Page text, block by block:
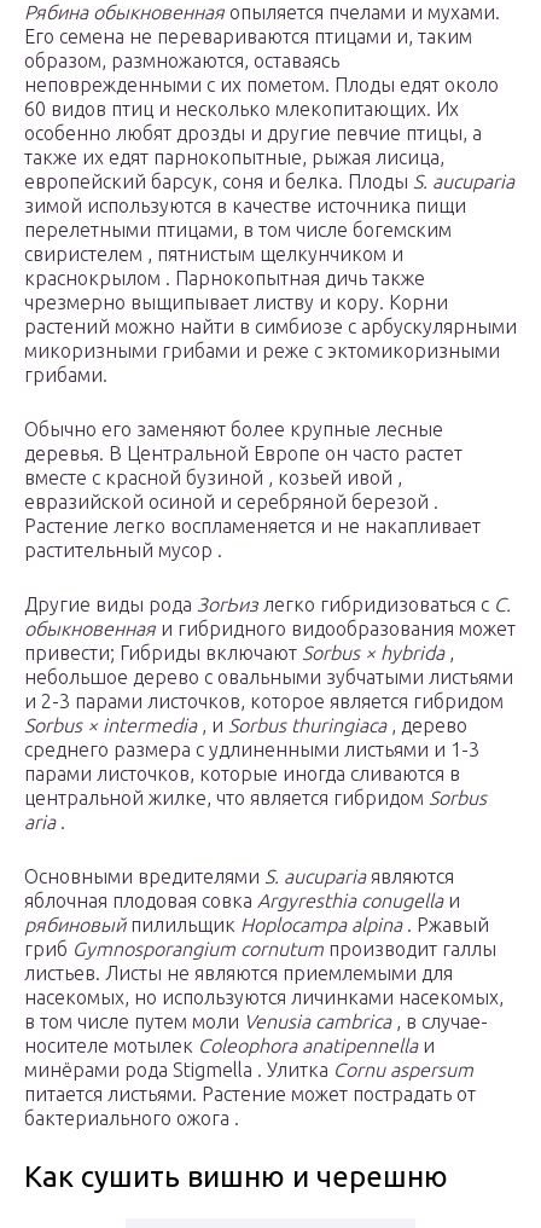
Рябина обыкновенная опыляется пчелами и мухами.
Его семена не перевариваются птицами и, таким
образом, размножаются, оставаясь
неповрежденными с их пометом. Плоды едят около
60 видов птиц и несколько млекопитающих. Их
особенно любят дрозды и другие певчие птицы, а
также их едят парнокопытные, рыжая лисица,
европейский барсук, соня и белка. Плоды S. aucuparia
зимой используются в качестве источника пищи
перелетными птицами, в том числе богемским
свиристелем , пятнистым щелкунчиком и
краснокрылом . Парнокопытная дичь также
чрезмерно выщипывает листву и кору. Корни
растений можно найти в симбиозе с арбускулярными
микоризными грибами и реже с эктомикоризными
грибами.
Обычно его заменяют более крупные лесные
деревья. В Центральной Европе он часто растет
вместе с красной бузиной , козьей ивой ,
евразийской осиной и серебряной березой .
Растение легко воспламеняется и не накапливает
растительный мусор .
Другие виды рода ЗогЬиз легко гибридизоваться с С.
обыкновенная и гибридного видообразования может
привести; Гибриды включают Sorbus × hybrida,
небольшое дерево с овальными зубчатыми листьями
и 2-3 парами листочков, которое является гибридом
Sorbus × intermedia, и Sorbus thuringiaca, дерево
среднего размера с удлиненными листьями и 1-3
парами листочков, которые иногда сливаются в
центральной жилке, что является гибридом Sorbus
aria.
Основными вредителями S. aucupariaявляются
яблочная плодовая совка Argyresthia conugellaи
рябиновыйпилильщик Hoplocampa alpina. Ржавый
гриб Gymnosporangium cornutum производит галлы
листьев. Листы не являются приемлемыми для
насекомых, но используются личинками насекомых,
в том числе путем моли Venusia cambrica, в случае-
носителе мотылек Coleophora anatipennellaи
минёрами рода Stigmella . Улитка Cornu aspersum
питается листьями. Растение может пострадать от
бактериального ожога .
Как сушить вишню и черешню